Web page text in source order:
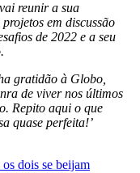
reunir a sua
em discussão
de 2022 e a seu
gratidão à Globo,
de viver nos últimos
Repito aqui o que
quase perfeita!’
os dois se beijam